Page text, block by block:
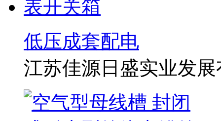
低压成套配电
江苏佳源日盛实业发